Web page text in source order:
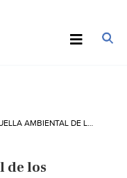
de los